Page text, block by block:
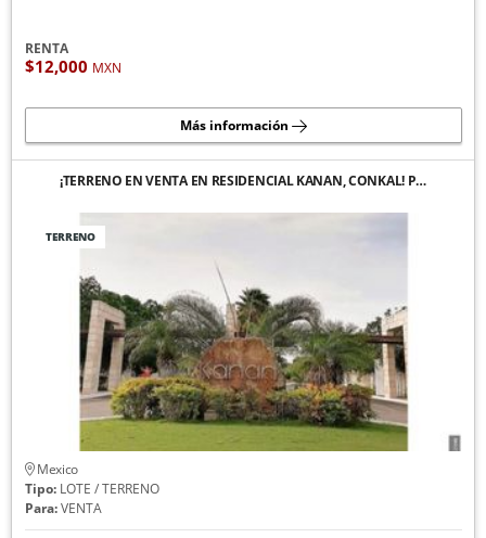
RENTA
$12,000 MXN
Más información
¡TERRENO EN VENTA EN RESIDENCIAL KANAN, CONKAL! P…
TERRENO
Mexico
Tipo:LOTE / TERRENO
Para:VENTA